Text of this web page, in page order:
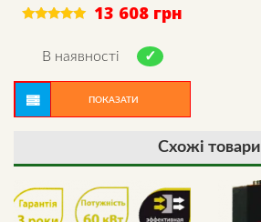
out of 5
13 608 грн
В наявності
ПОКАЗАТИ
Схожі товари